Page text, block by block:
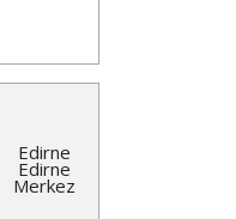
Edirne
Edirne
Merkez